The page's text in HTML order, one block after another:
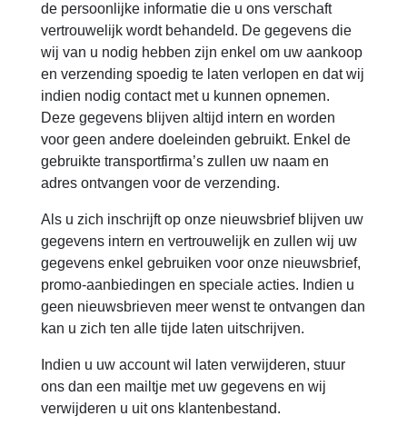
de persoonlijke informatie die u ons verschaft
vertrouwelijk wordt behandeld. De gegevens die
wij van u nodig hebben zijn enkel om uw aankoop
en verzending spoedig te laten verlopen en dat wij
indien nodig contact met u kunnen opnemen.
Deze gegevens blijven altijd intern en worden
voor geen andere doeleinden gebruikt. Enkel de
gebruikte transportfirma’s zullen uw naam en
adres ontvangen voor de verzending.
Als u zich inschrijft op onze nieuwsbrief blijven uw
gegevens intern en vertrouwelijk en zullen wij uw
gegevens enkel gebruiken voor onze nieuwsbrief,
promo-aanbiedingen en speciale acties. Indien u
geen nieuwsbrieven meer wenst te ontvangen dan
kan u zich ten alle tijde laten uitschrijven.
Indien u uw account wil laten verwijderen, stuur
ons dan een mailtje met uw gegevens en wij
verwijderen u uit ons klantenbestand.